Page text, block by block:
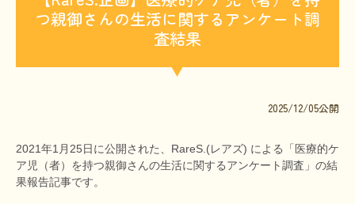
WEBメディアに関するコラム
就労に関するコラム
お金に関するコラム
つ親御さんの生活に関するアンケート調
査結果
2025/12/05公開
2021年1月25日に公開された、RareS.(レアズ) による「医療的ケ
ア児（者）を持つ親御さんの生活に関するアンケート調査」の結
果報告記事です。